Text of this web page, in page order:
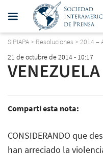
SIPIAPA> Resoluciones > 2014 –
21 de octubre de 2014 - 10:17
VENEZUELA
Compartí esta nota:
CONSIDERANDO que
han arreciado la